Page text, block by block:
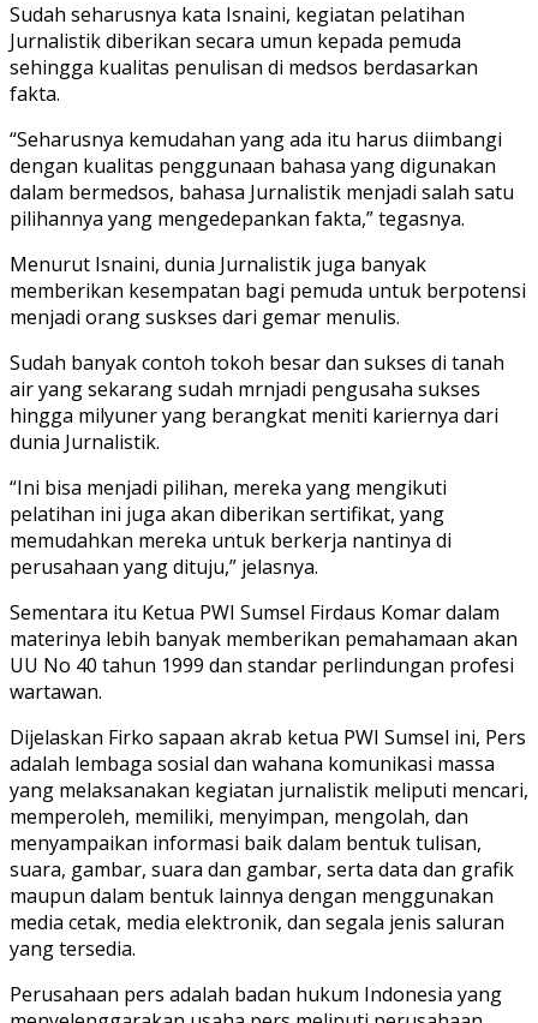
Sudah seharusnya kata Isnaini, kegiatan pelatihan
Jurnalistik diberikan secara umun kepada pemuda
sehingga kualitas penulisan di medsos berdasarkan
fakta.
“Seharusnya kemudahan yang ada itu harus diimbangi
dengan kualitas penggunaan bahasa yang digunakan
dalam bermedsos, bahasa Jurnalistik menjadi salah satu
pilihannya yang mengedepankan fakta,” tegasnya.
Menurut Isnaini, dunia Jurnalistik juga banyak
memberikan kesempatan bagi pemuda untuk berpotensi
menjadi orang suskses dari gemar menulis.
Sudah banyak contoh tokoh besar dan sukses di tanah
air yang sekarang sudah mrnjadi pengusaha sukses
hingga milyuner yang berangkat meniti kariernya dari
dunia Jurnalistik.
“Ini bisa menjadi pilihan, mereka yang mengikuti
pelatihan ini juga akan diberikan sertifikat, yang
memudahkan mereka untuk berkerja nantinya di
perusahaan yang dituju,” jelasnya.
Sementara itu Ketua PWI Sumsel Firdaus Komar dalam
materinya lebih banyak memberikan pemahamaan akan
UU No 40 tahun 1999 dan standar perlindungan profesi
wartawan.
Dijelaskan Firko sapaan akrab ketua PWI Sumsel ini, Pers
adalah lembaga sosial dan wahana komunikasi massa
yang melaksanakan kegiatan jurnalistik meliputi mencari,
memperoleh, memiliki, menyimpan, mengolah, dan
menyampaikan informasi baik dalam bentuk tulisan,
suara, gambar, suara dan gambar, serta data dan grafik
maupun dalam bentuk lainnya dengan menggunakan
media cetak, media elektronik, dan segala jenis saluran
yang tersedia.
Perusahaan pers adalah badan hukum Indonesia yang